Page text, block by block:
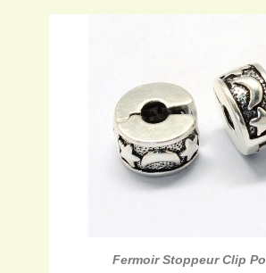
Fermoir Stoppeur Clip